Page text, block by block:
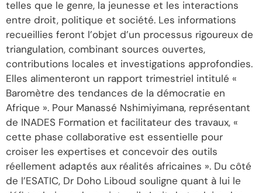
telles que le genre, la jeunesse et les interactions
entre droit, politique et société. Les informations
recueillies feront l’objet d’un processus rigoureux de
triangulation, combinant sources ouvertes,
contributions locales et investigations approfondies.
Elles alimenteront un rapport trimestriel intitulé «
Baromètre des tendances de la démocratie en
Afrique ». Pour Manassé Nshimiyimana, représentant
de INADES Formation et facilitateur des travaux, «
cette phase collaborative est essentielle pour
croiser les expertises et concevoir des outils
réellement adaptés aux réalités africaines ». Du côté
de l’ESATIC, Dr Doho Liboud souligne quant à lui le